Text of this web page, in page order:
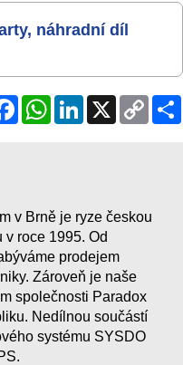
náhradní díl
FacebookWhatsAppLinkedInX
Copy
Link
v Brně je ryze českou
roce 1995. Od
prodejem
Zároveň je naše
společnosti Paradox
Nedílnou součástí
systému SYSDO